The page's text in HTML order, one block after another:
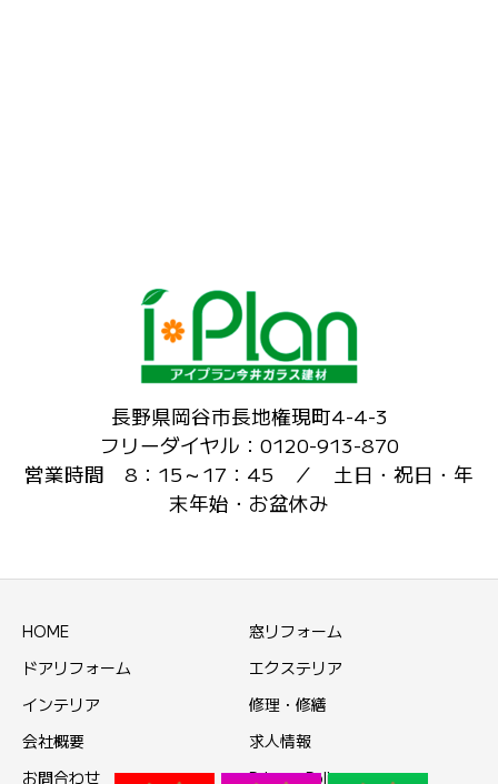
長野県岡谷市長地権現町4-4-3
フリーダイヤル：0120-913-870
営業時間 8：15～17：45 ／ 土日・祝日・年
末年始・お盆休み
HOME
窓リフォーム
ドアリフォーム
エクステリア
インテリア
修理・修繕
会社概要
求人情報
お問合わせ
Privacy Policy